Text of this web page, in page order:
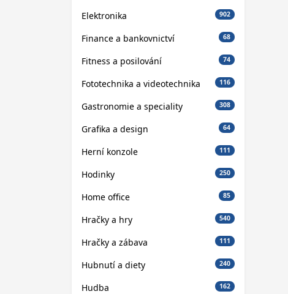
Elektronika 902
Finance a bankovnictví 68
Fitness a posilování 74
Fototechnika a videotechnika 116
Gastronomie a speciality 308
Grafika a design 64
Herní konzole 111
Hodinky 250
Home office 85
Hračky a hry 540
Hračky a zábava 111
Hubnutí a diety 240
Hudba 162